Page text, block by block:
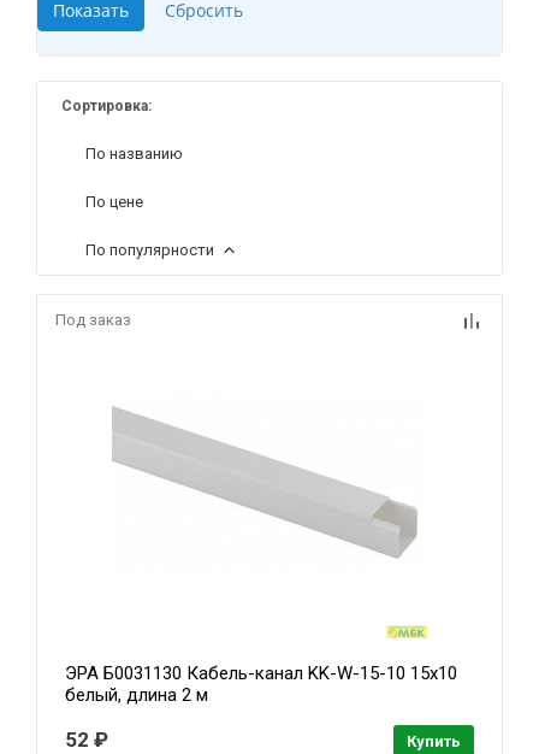
Сортировка:
По названию
По цене
По популярности
Под заказ
ЭРА Б0031130 Кабель-канал KK-W-15-10 15x10
белый, длина 2 м
52 ₽ Купить